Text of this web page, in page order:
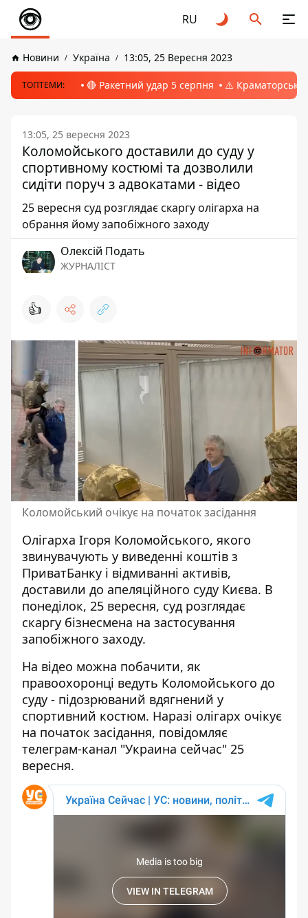
RU
Новини Україна 13:05, 25 Вересня 2023
ТОПТЕМИ: 🔴 Ракетний удар 5 серпня ⚠️ Краматорськ,
13:05, 25 вересня 2023
Коломойського доставили до суду у
спортивному костюмі та дозволили
сидіти поруч з адвокатами - відео
25 вересня суд розглядає скаргу олігарха на
обрання йому запобіжного заходу
Олексій Подать
ЖУРНАЛІСТ
👍
Коломойський очікує на початок засідання
Олігарха Ігоря Коломойського, якого
звинувачують у виведенні коштів з
ПриватБанку і відмиванні активів,
доставили до апеляційного суду Києва. В
понеділок, 25 вересня, суд розглядає
скаргу бізнесмена на застосування
запобіжного заходу.
На відео можна побачити, як
правоохоронці ведуть Коломойського до
суду - підозрюваний вдягнений у
спортивний костюм. Наразі олігарх очікує
на початок засідання, повідомляє
телеграм-канал "Украина сейчас" 25
вересня.